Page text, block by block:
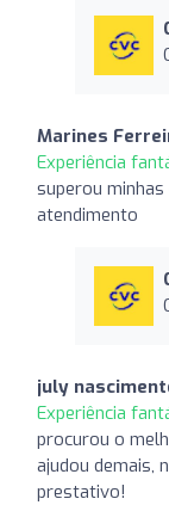
Marines
Experiência
superou
atendimento
july
Experiência
procurou o
ajudou demais,
prestativo!